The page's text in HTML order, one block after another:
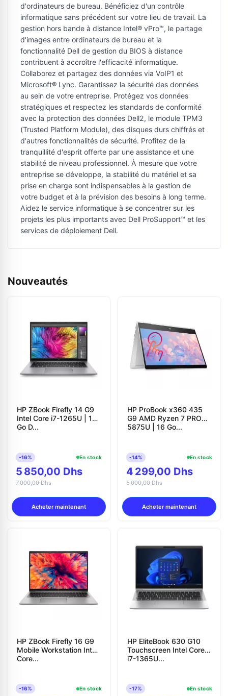
d'ordinateurs de bureau. Bénéficiez d'un contrôle
informatique sans précédent sur votre lieu de travail. La
gestion hors bande à distance Intel® vPro™, le partage
d'images entre ordinateurs de bureau et la
fonctionnalité Dell de gestion du BIOS à distance
contribuent à accroître l'efficacité informatique.
Collaborez et partagez des données via VoIP1 et
Microsoft® Lync. Garantissez la sécurité des données
au sein de votre entreprise. Protégez vos données
stratégiques et respectez les standards de conformité
avec la protection des données Dell2, le module TPM3
(Trusted Platform Module), des disques durs chiffrés et
d'autres fonctionnalités de sécurité. Profitez de la
tranquillité d'esprit offerte par une assistance et une
stabilité de niveau professionnel. À mesure que votre
entreprise se développe, la stabilité du matériel et sa
prise en charge sont indispensables à la gestion de
votre budget et à la prévision des besoins à long terme.
Aidez le service informatique à se concentrer sur les
projets les plus importants avec Dell ProSupport™ et les
services de déploiement Dell.
Nouveautés
HP ZBook Firefly 14 G9
Intel Core i7-1265U | 16
Go D...
-16% En stock
5 850,00 Dhs
7 000,00 Dhs
Acheter maintenant
HP ProBook x360 435
G9 AMD Ryzen 7 PRO
5875U | 16 Go...
-14% En stock
4 299,00 Dhs
5 000,00 Dhs
Acheter maintenant
HP ZBook Firefly 16 G9
Mobile Workstation Intel
Core...
-16% En stock
HP EliteBook 630 G10
Touchscreen Intel Core
i7-1365U...
-17% En stock